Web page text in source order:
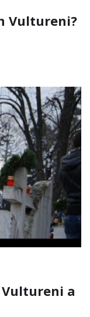
Vultureni?
Vultureni a